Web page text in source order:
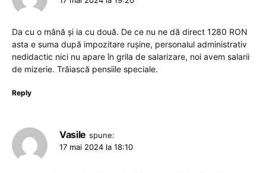
Da cu o mână și ia cu două. De ce nu ne dă direct 1280 RON
asta e suma după impozitare rușine, personalul administrativ
nedidactic nici nu apare în grila de salarizare, noi avem salarii
de mizerie. Trăiască pensiile speciale.
Reply
Vasile spune:
17 mai 2024 la 18:10